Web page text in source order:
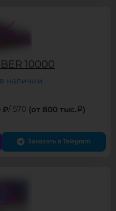
10000
наличии
₽/ 570 (от 800 тыс. )
Заказать в Telegram